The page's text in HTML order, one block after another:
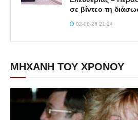
σε βίντεο τη
02-08-26 21:24
ΜΗΧΑΝΗ ΤΟΥ ΧΡΟΝΟΥ